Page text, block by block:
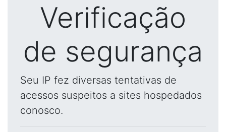
Verificação
de segurança
Seu IP fez diversas tentativas de
acessos suspeitos a sites hospedados
conosco.